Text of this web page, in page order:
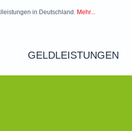
in Deutschland. Mehr...
GELDLEISTUNGEN